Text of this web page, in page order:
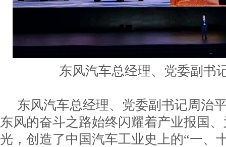
东风汽车总经理、党委副书
东风汽车总经理、党委副书记周治
东风的奋斗之路始终闪耀着产业报国
光，创造了中国汽车工业史上的“一、